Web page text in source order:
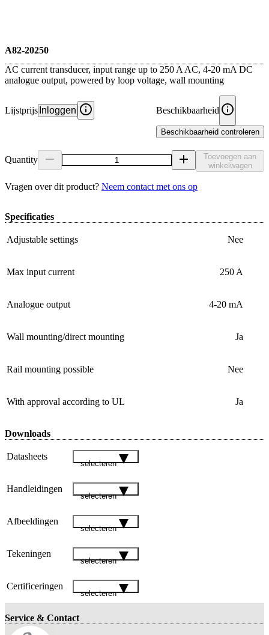
A82-20250
AC current transducer, input range up to 250 A AC, 4-20 mA DC
analogue output, powered by loop voltage, wall mounting
Lijstprijs Inloggen Beschikbaarheid
Beschikbaarheid controleren
Quantity
Toevoegen aan
winkelwagen
Vragen over dit product? Neem contact met ons op
Specificaties
Adjustable settings Nee
Max input current 250 A
Analogue output 4-20 mA
Wall mounting/direct mounting Ja
Rail mounting possible Nee
With approval according to UL Ja
Downloads
Datasheets
selecteren
Handleidingen
selecteren
Afbeeldingen
selecteren
Tekeningen
selecteren
Certificeringen
selecteren
Service & Contact